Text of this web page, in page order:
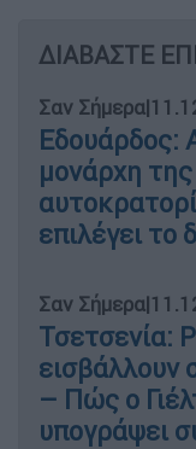
ΔΙΑΒΑΣΤΕ
Σαν Σήμερα|
Εδουάρδος:
μονάρχη
επιλέγει το
Σαν Σήμερα|
Τσετσενία:
εισβάλλουν
– Πώς ο
υπογράψει